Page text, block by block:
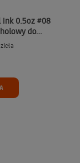
Ink 0.5oz #08
do...